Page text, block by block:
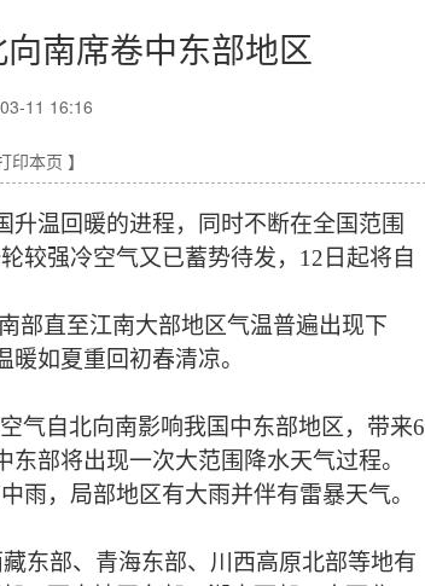
南席卷中东部地区
11 16:16
印本页 】
温回暖的进程，同时不断在全国范围
较强冷空气又已蓄势待发，12日起将自
部直至江南大部地区气温普遍出现下
如夏重回初春清凉。
气自北向南影响我国中东部地区，带来6
部将出现一次大范围降水天气过程。
雨，局部地区有大雨并伴有雷暴天气。
东部、青海东部、川西高原北部等地有